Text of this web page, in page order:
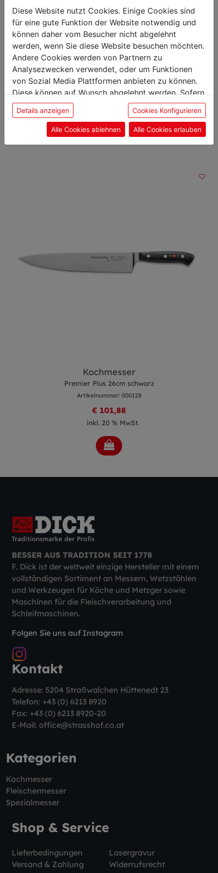
Abmessungen
Länge: 24,00 cm
Breite: 12,50 cm
Höhe: 41,50 cm
Gewicht: 2,20 kg
Das könnte Sie auch
interessieren
Kochmesser
Premier Plus 26cm schwarz
Artikelnummer: 000128
€ 101,88
inkl. 20 % MwSt.
BESSER AUS TRADITION SEIT 1778
F. Dick ist der weltweit einzige Hersteller mit einem
vollständigen Sortiment an Messern, Wetzstählen
und Werkzeugen für Köche und Metzger sowie
Maschinen für die Fleischverarbeitung und
Schleifmaschinen.
Folgen Sie uns auf Instagram
Kontakt
Adresse: 5204 Straßwalchen Hüttenedt 23
Telefon: +43 (0) 6213 8920
Fax: +43 (0) 6213 8920-20
E-Mail: office@strasshof.co.at
Kategorien
Kochmesser
Fleischermesser
Spezialmesser
Shop & Service
Lieferbedingungen
Lasergravur
Versand & Zahlung
Widerrufsrecht
Diese Website nutzt Cookies. Einige Cookies sind
für eine gute Funktion der Website notwendig und
können daher vom Besucher nicht abgelehnt
werden, wenn Sie diese Website besuchen möchten.
Andere Cookies werden von Partnern zu
Analysezwecken verwendet, oder um Funktionen
von Sozial Media Plattformen anbieten zu können.
Diese können auf Wunsch abgelehnt werden. Sofern
sie unsere Webseite weiter nutzen, geben Sie
Einwilligung zu unseren Cookies.
Details anzeigen Cookies Konfigurieren
Alle Cookies ablehnen Alle Cookies erlauben